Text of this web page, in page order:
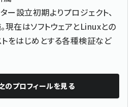
ー設立初期よりプロジェクト、
現在はソフトウェアとLinuxとの
をはじめとする各種検証など
のプロフィールを見る